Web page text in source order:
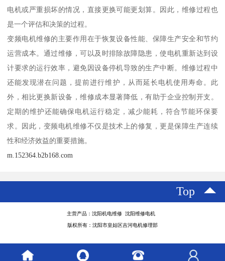
电机或严重损坏的情况，直接更换可能更划算。因此，维修过程也
是一个评估和决策的过程。
变频电机维修的主要作用在于恢复设备性能、保障生产安全和节约
运营成本。通过维修，可以及时排除故障隐患，使电机重新达到设
计要求的运行效率，避免因设备停机导致的生产中断。维修过程中
还能发现潜在问题，提前进行维护，从而延长电机使用寿命。此
外，相比更换新设备，维修成本显著降低，有助于企业控制开支。
定期的维护还能确保电机运行稳定，减少能耗，符合节能环保要
求。因此，变频电机维修不仅是技术上的修复，更是保障生产连续
性和经济效益的重要措施。
m.152364.b2b168.com
Top
主营产品：沈阳机电维修 沈阳维修电机
版权所有：沈阳市皇姑区吉河电机修理部